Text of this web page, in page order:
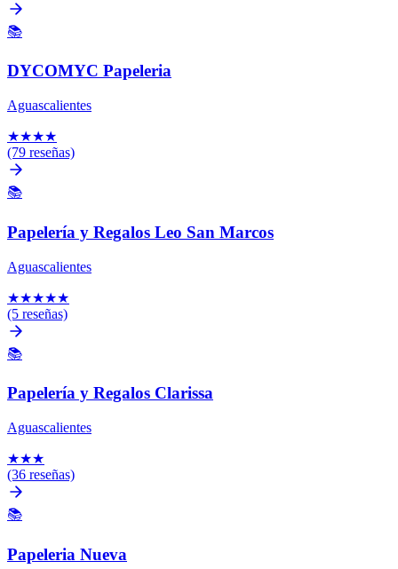
📚
DYCOMYC Papeleria
Aguascalientes
★★★★
(79 reseñas)
📚
Papelería y Regalos Leo San Marcos
Aguascalientes
★★★★★
(5 reseñas)
📚
Papelería y Regalos Clarissa
Aguascalientes
★★★
(36 reseñas)
📚
Papeleria Nueva